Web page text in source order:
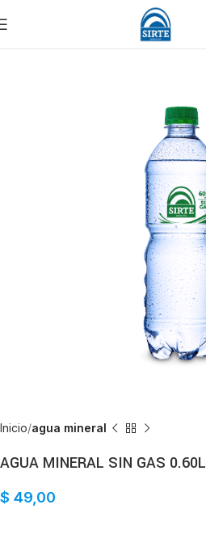
Inicio agua mineral
AGUA MINERAL SIN GAS 0.60L
$ 49,00